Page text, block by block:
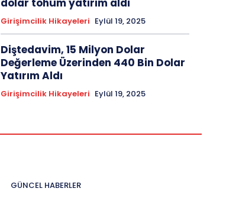
dolar tohum yatırım aldı
Girişimcilik Hikayeleri Eylül 19, 2025
Diştedavim, 15 Milyon Dolar
Değerleme Üzerinden 440 Bin Dolar
Yatırım Aldı
Girişimcilik Hikayeleri Eylül 19, 2025
GÜNCEL HABERLER